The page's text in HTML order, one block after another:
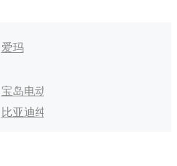
爱玛
宝岛电动
车
比亚迪纯